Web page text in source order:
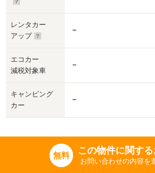
レンタカー
アップ
－
エコカー
減税対象車
－
キャンピング
カー
－
無料 この物件に関す
お問い合わせの内容を